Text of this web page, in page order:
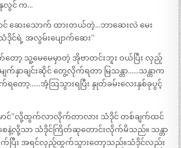
လွင် က…
င် ဆေးသောက် ထားတယ်တဲ့…ဘာဆေးလဲ မေး
ဒိုင်ရဲ့ အလွမ်းပျောက်ဆေး”
တော့ သူ့မေမေမှာတဲ့ အိုဗာတင်းဘူး ဝယ်ပြီး လှည့်
ာချင်းဆိုင် တွေ့လိုက်ရတာ မြသန္တာ……သန္တာက
ော့……အံ့သြသွားရပြီး နှုတ်ခမ်းလေးနှစ်ခုပွင့်
ောင်”လို့ထွက်လာလိုက်တာလား သံဒိုင် တစ်ချက်ထင်
နဲ့လို့သာ သံဒိုင်ကြိတ်ဆုတောင်းလိုက်မိသည်။ သန္တာ
ပြီး အရင်လှည့်ထွက်သွားတော့သည်။သံဒိုင်လည်း